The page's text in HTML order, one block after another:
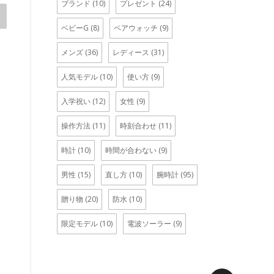
ブランド (10) プレゼント (24)
ベビーG (8) ペアウォッチ (9)
メンズ (36) レディース (31)
人気モデル (10) 使い方 (9)
入学祝い (12) 女性 (9)
操作方法 (11) 時刻合わせ (11)
時計 (10) 時間が合わない (9)
男性 (15) 直し方 (10) 腕時計 (95)
贈り物 (20) 防水 (10)
限定モデル (10) 電波ソーラー (9)